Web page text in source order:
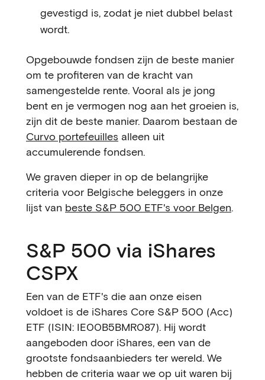
gevestigd is, zodat je niet dubbel belast
wordt.
Opgebouwde fondsen zijn de beste manier
om te profiteren van de kracht van
samengestelde rente. Vooral als je jong
bent en je vermogen nog aan het groeien is,
zijn dit de beste manier. Daarom bestaan de
Curvo portefeuilles alleen uit
accumulerende fondsen.
We graven dieper in op de belangrijke
criteria voor Belgische beleggers in onze
lijst van beste S&P 500 ETF's voor Belgen.
S&P 500 via iShares
CSPX
Een van de ETF's die aan onze eisen
voldoet is de iShares Core S&P 500 (Acc)
ETF (ISIN: IE00B5BMR087). Hij wordt
aangeboden door iShares, een van de
grootste fondsaanbieders ter wereld. We
hebben de criteria waar we op uit waren bij